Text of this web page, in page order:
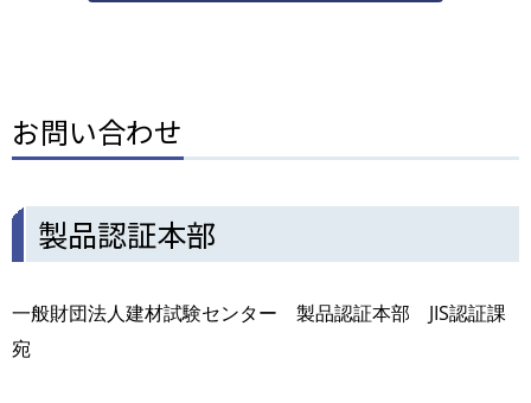
お問い合わせ
製品認証本部
一般財団法人建材試験センター 製品認証本部 JIS認証課
宛